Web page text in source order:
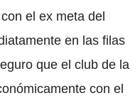
el ex meta del
en las filas
que el club de la
con el